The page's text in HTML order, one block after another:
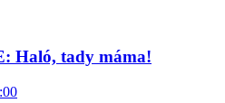
Haló, tady máma!